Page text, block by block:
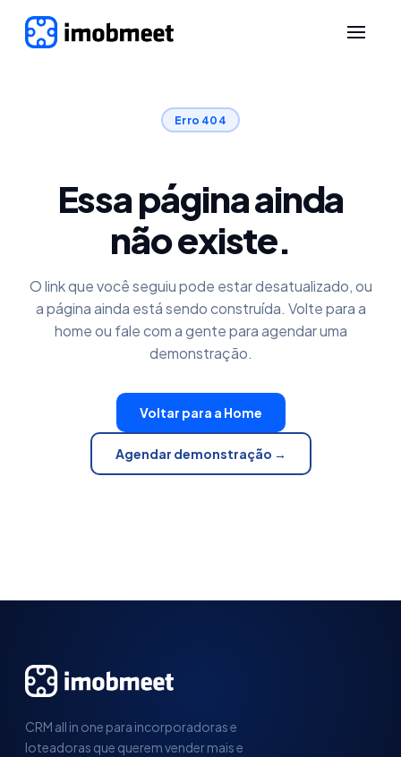
Erro 404
Essa página ainda
não existe.
O link que você seguiu pode estar desatualizado, ou
a página ainda está sendo construída. Volte para a
home ou fale com a gente para agendar uma
demonstração.
Voltar para a Home
Agendar demonstração →
CRM all in one para incorporadoras e
loteadoras que querem vender mais e